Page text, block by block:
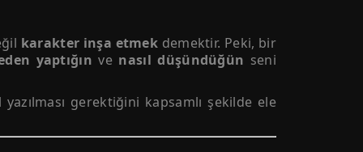
karakter inşa etmek demektir. Peki, bir
yaptığın ve nasıl düşündüğün seni
gerektiğini kapsamlı şekilde ele